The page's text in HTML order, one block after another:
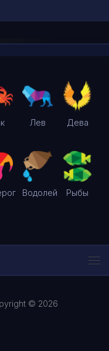
Лев Дева
Водолей Рыбы
© 2026